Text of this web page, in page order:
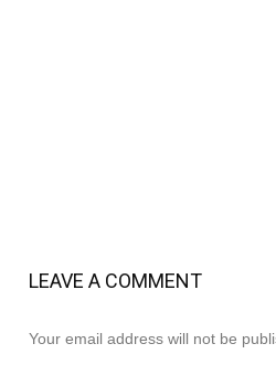
LEAVE A COMMENT
Your email address will not be